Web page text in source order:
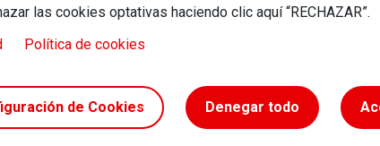
las cookies optativas haciendo clic aquí “RECHAZAR”.
Política de cookies
de Cookies Denegar todo
//